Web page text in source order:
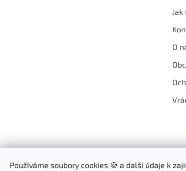
Používáme soubory cookies 🍪 a další údaje k
O